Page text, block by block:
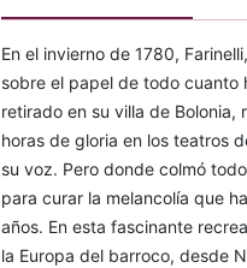
En el invierno de 1780,
sobre el papel de todo cuanto
retirado en su villa de Bolonia,
horas de gloria en los teatros
su voz. Pero donde colmó
para curar la melancolía que
años. En esta fascinante
la Europa del barroco, desde